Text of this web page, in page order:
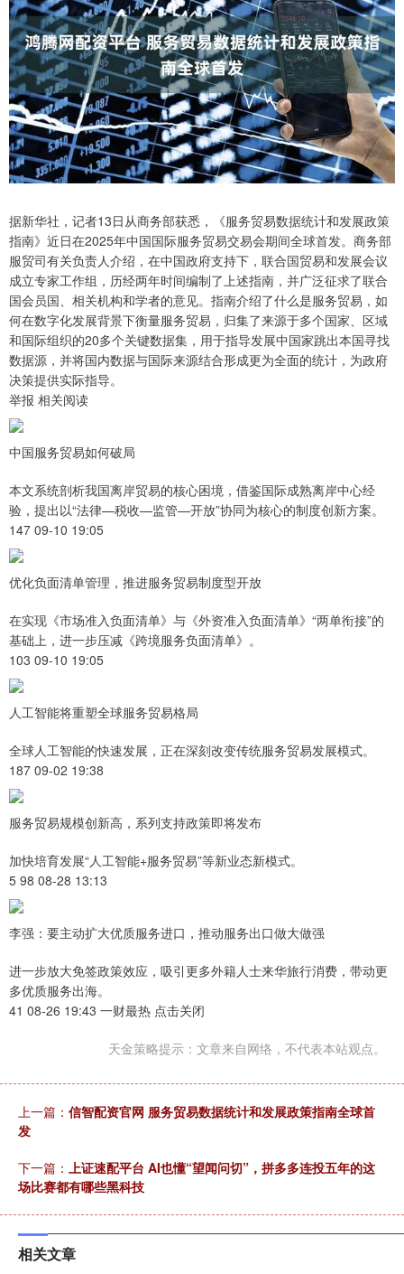
据新华社，记者13日从商务部获悉，《服务贸易数据统计和发展政策
指南》近日在2025年中国国际服务贸易交易会期间全球首发。商务部
服贸司有关负责人介绍，在中国政府支持下，联合国贸易和发展会议
成立专家工作组，历经两年时间编制了上述指南，并广泛征求了联合
国会员国、相关机构和学者的意见。指南介绍了什么是服务贸易，如
何在数字化发展背景下衡量服务贸易，归集了来源于多个国家、区域
和国际组织的20多个关键数据集，用于指导发展中国家跳出本国寻找
数据源，并将国内数据与国际来源结合形成更为全面的统计，为政府
决策提供实际指导。
举报 相关阅读
中国服务贸易如何破局
本文系统剖析我国离岸贸易的核心困境，借鉴国际成熟离岸中心经
验，提出以“法律—税收—监管—开放”协同为核心的制度创新方案。
147 09-10 19:05
优化负面清单管理，推进服务贸易制度型开放
在实现《市场准入负面清单》与《外资准入负面清单》“两单衔接”的
基础上，进一步压减《跨境服务负面清单》。
103 09-10 19:05
人工智能将重塑全球服务贸易格局
全球人工智能的快速发展，正在深刻改变传统服务贸易发展模式。
187 09-02 19:38
服务贸易规模创新高，系列支持政策即将发布
加快培育发展“人工智能+服务贸易”等新业态新模式。
5 98 08-28 13:13
李强：要主动扩大优质服务进口，推动服务出口做大做强
进一步放大免签政策效应，吸引更多外籍人士来华旅行消费，带动更
多优质服务出海。
41 08-26 19:43 一财最热 点击关闭
天金策略提示：文章来自网络，不代表本站观点。
上一篇： 信智配资官网 服务贸易数据统计和发展政策指南全球首
发
下一篇： 上证速配平台 AI也懂“望闻问切”，拼多多连投五年的这
场比赛都有哪些黑科技
相关文章